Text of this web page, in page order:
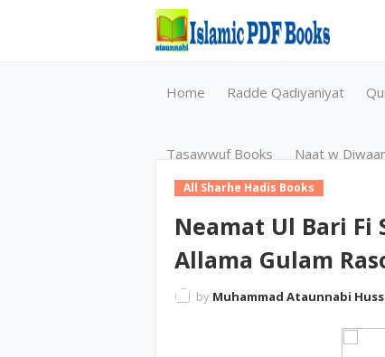
Home Radde Qadiyaniyat
Tasawwuf Books Naat w
All Sharhe Hadis Books
Neamat Ul Bari Fi
Allama Gulam
by Muhammad Ataunnabi